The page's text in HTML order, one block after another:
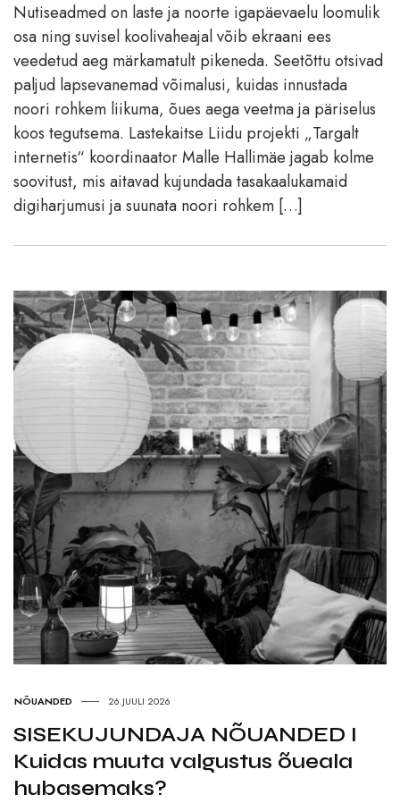
Nutiseadmed on laste ja noorte igapäevaelu loomulik
osa ning suvisel koolivaheajal võib ekraani ees
veedetud aeg märkamatult pikeneda. Seetõttu otsivad
paljud lapsevanemad võimalusi, kuidas innustada
noori rohkem liikuma, õues aega veetma ja päriselus
koos tegutsema. Lastekaitse Liidu projekti „Targalt
internetis“ koordinaator Malle Hallimäe jagab kolme
soovitust, mis aitavad kujundada tasakaalukamaid
digiharjumusi ja suunata noori rohkem […]
NÕUANDED 26.JUULI 2026
SISEKUJUNDAJA NÕUANDED I
Kuidas muuta valgustus õueala
hubasemaks?